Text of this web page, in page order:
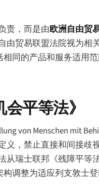
责，而是由欧洲自由贸
由贸易联盟法院视为
同的产品和服务适用
平等法》
von Menschen mit
，禁止直接和间接
瑞士联邦《残障平
调整为适应列支敦士登